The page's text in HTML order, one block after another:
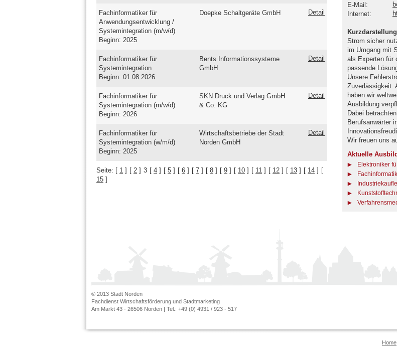
Fachinformatiker für
Anwendungsentwicklung /
Systemintegration (m/w/d)
Beginn: 2025
Doepke Schaltgeräte GmbH Detail
Fachinformatiker für
Systemintegration
Beginn: 01.08.2026
Bents Informationssysteme
GmbH
Detail
Fachinformatiker für
Systemintegration (m/w/d)
Beginn: 2026
SKN Druck und Verlag GmbH
& Co. KG
Detail
Fachinformatiker für
Systemintegration (w/m/d)
Beginn: 2025
Wirtschaftsbetriebe der Stadt
Norden GmbH
Detail
Seite: [ 1 ] [ 2 ] 3 [ 4 ] [ 5 ] [ 6 ] [ 7 ] [ 8 ] [ 9 ] [ 10 ] [ 11 ] [ 12 ] [ 13 ] [ 14 ] [
15 ]
E-Mail:
Internet:
Strom sicher
im Umgang mit
als Experten für
passende
Unsere
Zuverlässigkeit.
haben wir
Ausbildung
Dabei
Berufsanwärter
Wir freuen uns
Aktuelle
Elektroniker
© 2013 Stadt Norden
Fachdienst Wirtschaftsförderung und Stadtmarketing
Am Markt 43 - 26506 Norden | Tel.: +49 (0) 4931 / 923 - 517
Home